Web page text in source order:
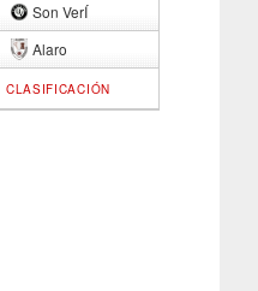
Son VerÍ
Alaro
CLASIFICACIÓN